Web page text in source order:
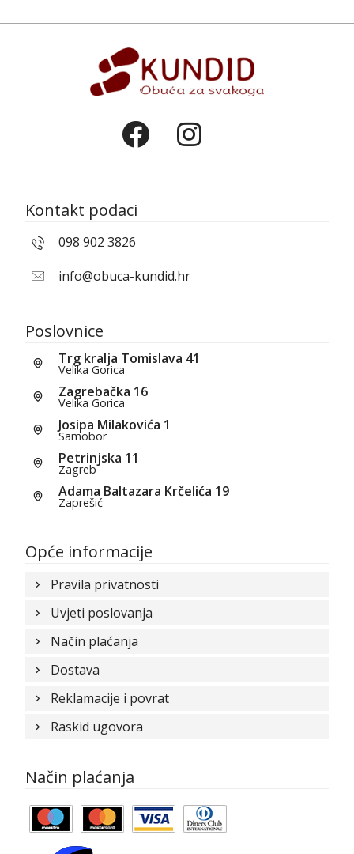
Kontakt podaci
098 902 3826
info@obuca-kundid.hr
Poslovnice
Trg kralja Tomislava 41
Velika Gorica
Zagrebačka 16
Velika Gorica
Josipa Milakovića 1
Samobor
Petrinjska 11
Zagreb
Adama Baltazara Krčelića 19
Zaprešić
Opće informacije
Pravila privatnosti
Uvjeti poslovanja
Način plaćanja
Dostava
Reklamacije i povrat
Raskid ugovora
Način plaćanja